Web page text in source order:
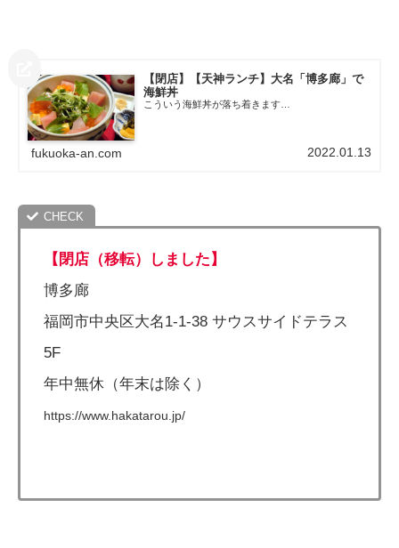
【閉店】【天神ランチ】大名「博多廊」で
海鮮丼
こういう海鮮丼が落ち着きます…
fukuoka-an.com 2022.01.13
【閉店（移転）しました】
博多廊
福岡市中央区大名1-1-38 サウスサイドテラス
5F
年中無休（年末は除く）
https://www.hakatarou.jp/